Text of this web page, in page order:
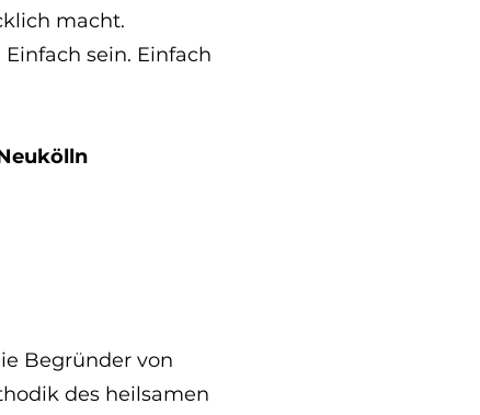
macht.
sein. Einfach
Begründer von
des heilsamen